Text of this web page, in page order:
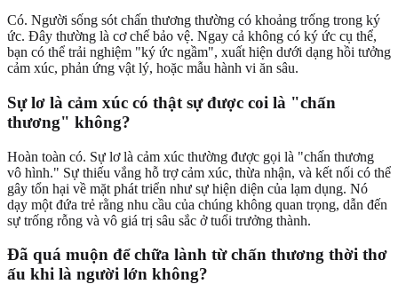
Có. Người sống sót chấn thương thường có khoảng trống trong ký
ức. Đây thường là cơ chế bảo vệ. Ngay cả không có ký ức cụ thể,
bạn có thể trải nghiệm "ký ức ngầm", xuất hiện dưới dạng hồi tưởng
cảm xúc, phản ứng vật lý, hoặc mẫu hành vi ăn sâu.
Sự lơ là cảm xúc có thật sự được coi là "chấn
thương" không?
Hoàn toàn có. Sự lơ là cảm xúc thường được gọi là "chấn thương
vô hình." Sự thiếu vắng hỗ trợ cảm xúc, thừa nhận, và kết nối có thể
gây tổn hại về mặt phát triển như sự hiện diện của lạm dụng. Nó
dạy một đứa trẻ rằng nhu cầu của chúng không quan trọng, dẫn đến
sự trống rỗng và vô giá trị sâu sắc ở tuổi trưởng thành.
Đã quá muộn để chữa lành từ chấn thương thời thơ
ấu khi là người lớn không?